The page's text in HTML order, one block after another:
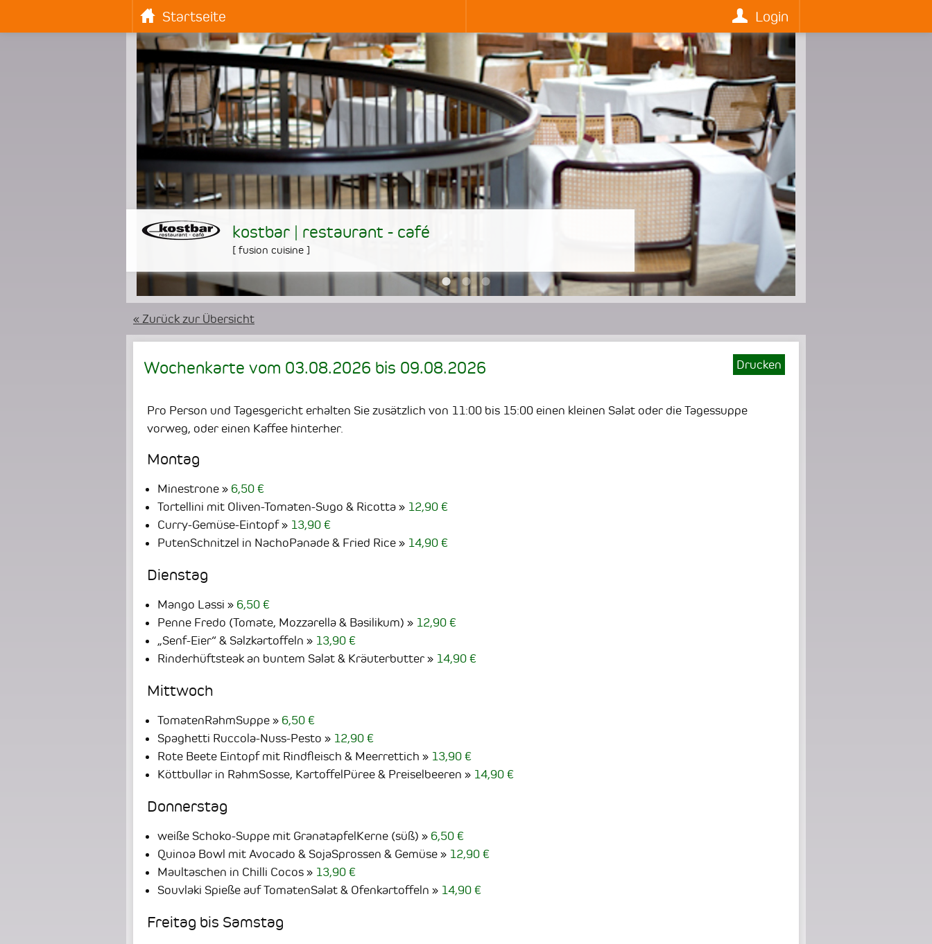
Startseite Login
kostbar | restaurant - café
[ fusion cuisine ]
•••
« Zurück zur Übersicht
Drucken
Wochenkarte vom 03.08.2026 bis 09.08.2026
Pro Person und Tagesgericht erhalten Sie zusätzlich von 11:00 bis 15:00 einen kleinen Salat oder die Tagessuppe
vorweg, oder einen Kaffee hinterher.
Montag
Minestrone
6,50 €
Tortellini mit Oliven-Tomaten-Sugo & Ricotta
12,90 €
Curry-Gemüse-Eintopf
13,90 €
PutenSchnitzel in NachoPanade & Fried Rice
14,90 €
Dienstag
Mango Lassi
6,50 €
Penne Fredo (Tomate, Mozzarella & Basilikum)
12,90 €
„Senf-Eier“ & Salzkartoffeln
13,90 €
Rinderhüftsteak an buntem Salat & Kräuterbutter
14,90 €
Mittwoch
TomatenRahmSuppe
6,50 €
Spaghetti Ruccola-Nuss-Pesto
12,90 €
Rote Beete Eintopf mit Rindfleisch & Meerrettich
13,90 €
Köttbullar in RahmSosse, KartoffelPüree & Preiselbeeren
14,90 €
Donnerstag
weiße Schoko-Suppe mit GranatapfelKerne (süß)
6,50 €
Quinoa Bowl mit Avocado & SojaSprossen & Gemüse
12,90 €
Maultaschen in Chilli Cocos
13,90 €
Souvlaki Spieße auf TomatenSalat & Ofenkartoffeln
14,90 €
Freitag bis Samstag